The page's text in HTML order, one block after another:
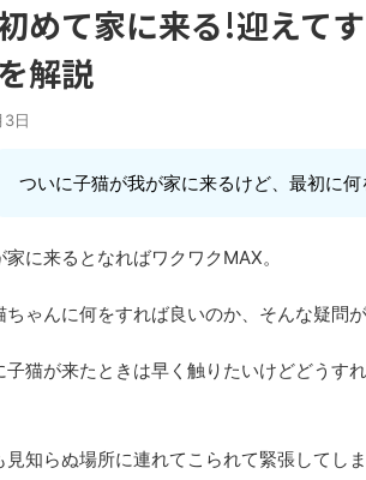
めて家に来る!迎えて
解説
日
ついに子猫が我が家に来るけど、最初に
に来るとなればワクワクMAX。
ちゃんに何をすれば良いのか、そんな疑問が
子猫が来たときは早く触りたいけどどうす
見知らぬ場所に連れてこられて緊張してしま